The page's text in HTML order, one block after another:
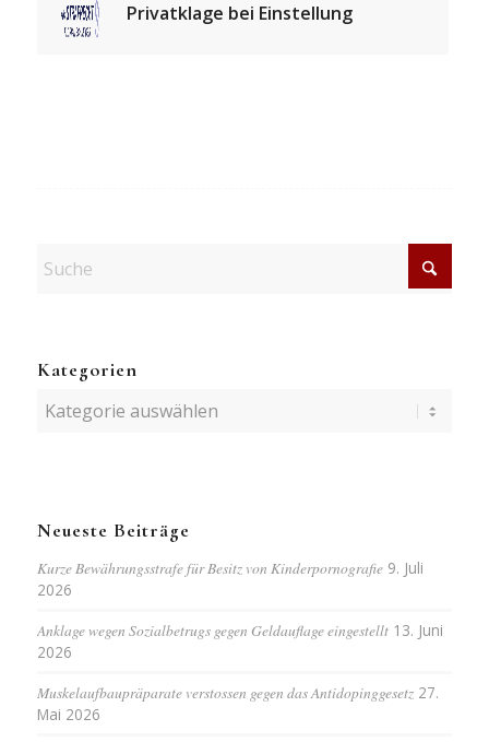
Privatklage bei Einstellung
Kategorien
Kategorien
Neueste Beiträge
Kurze Bewährungsstrafe für Besitz von Kinderpornografie 9. Juli
2026
Anklage wegen Sozialbetrugs gegen Geldauflage eingestellt 13. Juni
2026
Muskelaufbaupräparate verstossen gegen das Antidopinggesetz 27.
Mai 2026